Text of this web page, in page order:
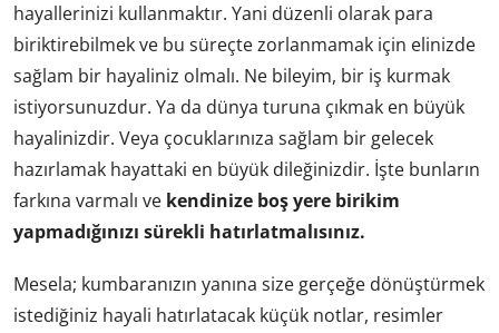
hayallerinizi kullanmaktır. Yani düzenli olarak para
biriktirebilmek ve bu süreçte zorlanmamak için elinizde
sağlam bir hayaliniz olmalı. Ne bileyim, bir iş kurmak
istiyorsunuzdur. Ya da dünya turuna çıkmak en büyük
hayalinizdir. Veya çocuklarınıza sağlam bir gelecek
hazırlamak hayattaki en büyük dileğinizdir. İşte bunların
farkına varmalı ve kendinize boş yere birikim
yapmadığınızı sürekli hatırlatmalısınız.
Mesela; kumbaranızın yanına size gerçeğe dönüştürmek
istediğiniz hayali hatırlatacak küçük notlar, resimler